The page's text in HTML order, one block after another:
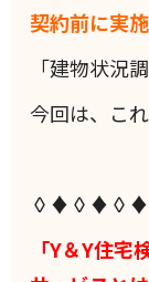
契約前に実
「建物状況
今回は、こ
「Y＆Y住